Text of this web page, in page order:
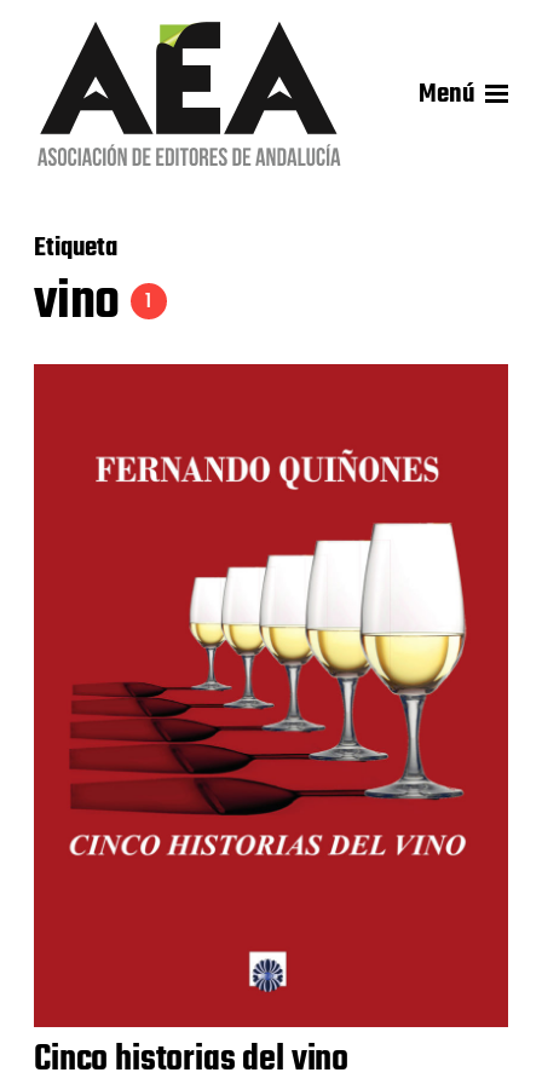
Menú
Etiqueta
vino 1
Cinco historias del vino